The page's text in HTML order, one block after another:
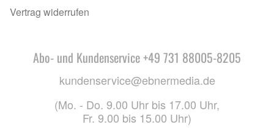
Vertrag widerrufen
Abo- und Kundenservice +49 731 88005-8205
kundenservice@ebnermedia.de
(Mo. - Do. 9.00 Uhr bis 17.00 Uhr,
Fr. 9.00 bis 15.00 Uhr)